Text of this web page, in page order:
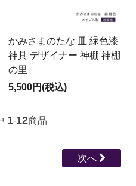
かみさまのたな 皿 緑色漆
神具 デザイナー 神棚 神棚
の里
5,500円(税込)
1-12商品
次へ